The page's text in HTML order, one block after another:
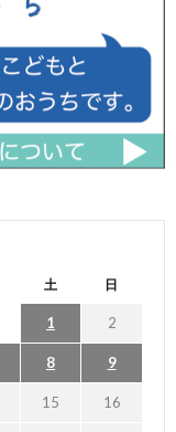
土 日
1 2
8 9
15 16